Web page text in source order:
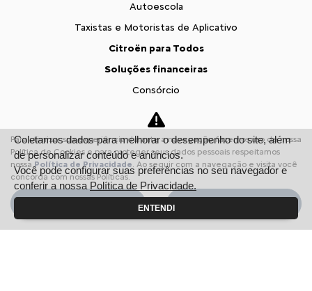
Autoescola
Taxistas e Motoristas de Aplicativo
Citroën para Todos
Soluções financeiras
Consórcio
Seguros
Simulador de Financiamento
Pós vendas
Citroën Citizen
Revisões
Para otimizar sua experiência durante a navegação, fazemos uso de nossa
Política de Cookies e para proteger seus dados pessoais respeitamos
nossaPolítica de Privacidade. Ao seguir com a navegação e visita você
concorda com nossas Políticas.
Coletamos dados para melhorar o desempenho do site, além
de personalizar conteúdo e anúncios.
Você pode configurar suas preferências no seu navegador e
conferir a nossa Política de Privacidade.
ENTENDI